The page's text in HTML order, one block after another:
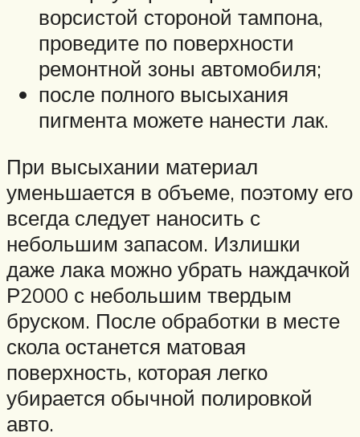
ворсистой стороной тампона,
проведите по поверхности
ремонтной зоны автомобиля;
после полного высыхания
пигмента можете нанести лак.
При высыхании материал
уменьшается в объеме, поэтому его
всегда следует наносить с
небольшим запасом. Излишки
даже лака можно убрать наждачкой
Р2000 с небольшим твердым
бруском. После обработки в месте
скола останется матовая
поверхность, которая легко
убирается обычной полировкой
авто.